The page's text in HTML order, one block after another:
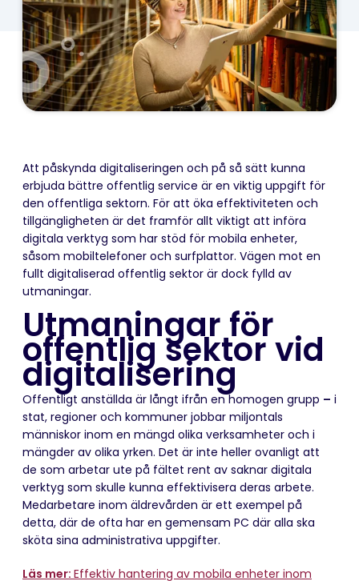
Att påskynda digitaliseringen och på så sätt kunna
erbjuda bättre offentlig service är en viktig uppgift för
den offentliga sektorn. För att öka effektiviteten och
tillgängligheten är det framför allt viktigt att införa
digitala verktyg som har stöd för mobila enheter,
såsom mobiltelefoner och surfplattor. Vägen mot en
fullt digitaliserad offentlig sektor är dock fylld av
utmaningar.
Utmaningar för
offentlig sektor vid
digitalisering
Offentligt anställda är långt ifrån en homogen grupp – i
stat, regioner och kommuner jobbar miljontals
människor inom en mängd olika verksamheter och i
mängder av olika yrken. Det är inte heller ovanligt att
de som arbetar ute på fältet rent av saknar digitala
verktyg som skulle kunna effektivisera deras arbete.
Medarbetare inom äldrevården är ett exempel på
detta, där de ofta har en gemensam PC där alla ska
sköta sina administrativa uppgifter.
Läs mer: Effektiv hantering av mobila enheter inom